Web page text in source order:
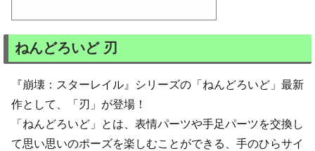
ねんどろいど 刃
『崩壊：スターレイル』シリーズの「ねんどろいど」最新
作として、「刃」が登場！
「ねんどろいど」とは、表情パーツや手足パーツを交換し
て思い思いのポーズを楽しむことができる、手のひらサイ